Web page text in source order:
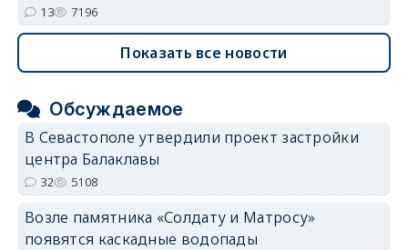
13 7196
Показать все новости
Обсуждаемое
В Севастополе утвердили проект застройки
центра Балаклавы
32 5108
Возле памятника «Солдату и Матросу»
появятся каскадные водопады